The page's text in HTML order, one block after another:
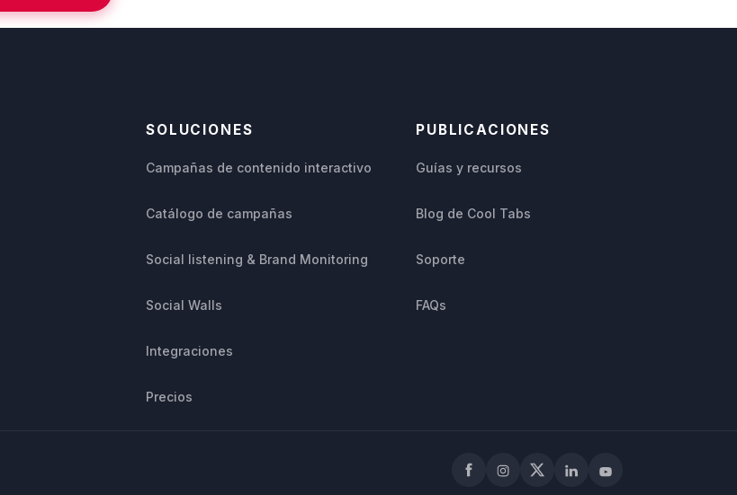
SOLUCIONES
Campañas de contenido interactivo
Catálogo de campañas
Social listening & Brand Monitoring
Social Walls
Integraciones
Precios
PUBLICACIONES
Guías y recursos
Blog de Cool Tabs
Soporte
FAQs
FacebookInstagram
X LinkedInYouTube